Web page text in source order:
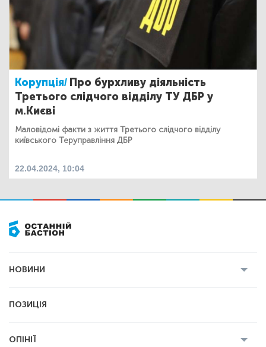
Корупція/ Про бурхливу діяльність
Третього слідчого відділу ТУ ДБР у
м.Києві
Маловідомі факти з життя Третього слідчого відділу
київського Теруправління ДБР
22.04.2024, 10:04
НОВИНИ
Економіка
ПОЗИЦІЯ
ОПІНІЇ